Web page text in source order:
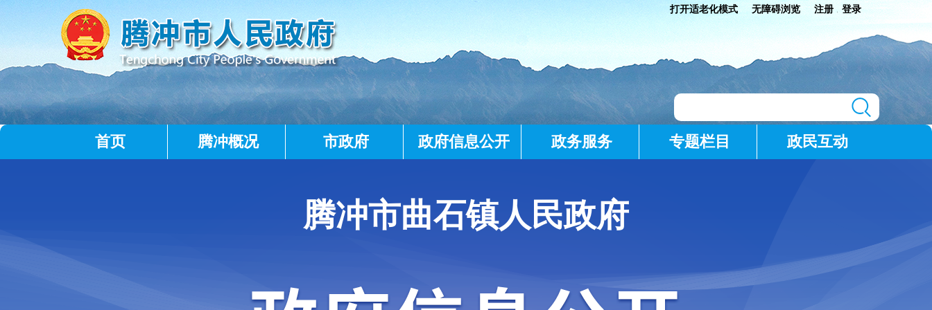
打开适老化模式 无障碍浏览 注册 登录
首页 腾冲概况 市政府 政府信息公开 政务服务 专题栏目 政民互动
腾冲市曲石镇人民政府